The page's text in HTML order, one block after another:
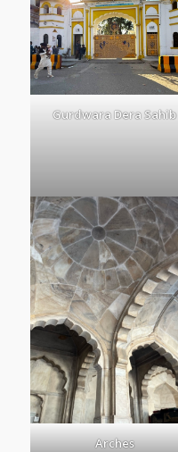
Gurdwara Dera Sahib
Arches